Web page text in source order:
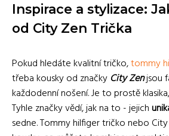
Inspirace a stylizace:
od City Zen Trička
Pokud hledáte kvalitní tričko,tommy
třeba kousky od značky City Zenjsou
každodenní nošení. Je to prostě
Tyhle značky vědí, jak na to - jejich
sedne. Tommy hilfiger tričko nebo